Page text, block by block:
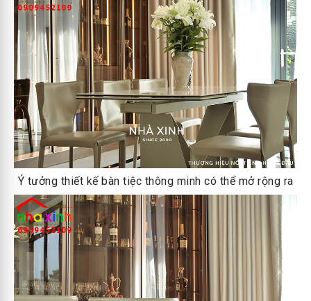
Ý tưởng thiết kế bàn tiệc thông minh có thể mở rộng ra